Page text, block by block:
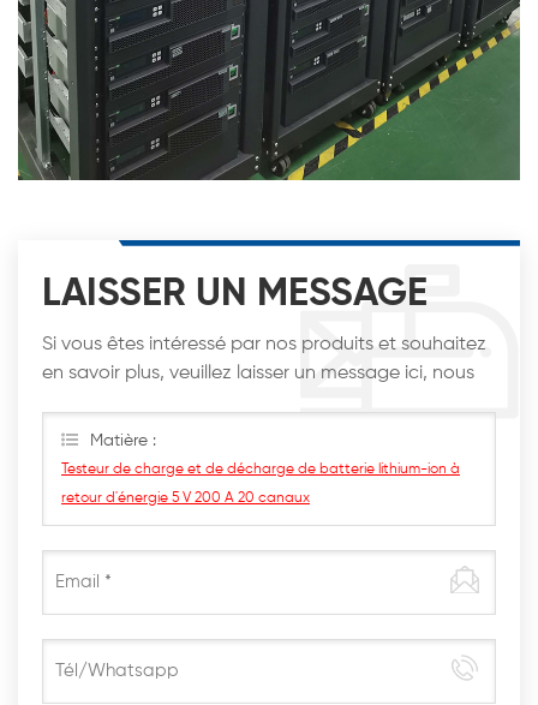
LAISSER UN MESSAGE
Si vous êtes intéressé par nos produits et souhaitez
en savoir plus, veuillez laisser un message ici, nous
Matière :
Testeur de charge et de décharge de batterie lithium-ion à
retour d'énergie 5 V 200 A 20 canaux